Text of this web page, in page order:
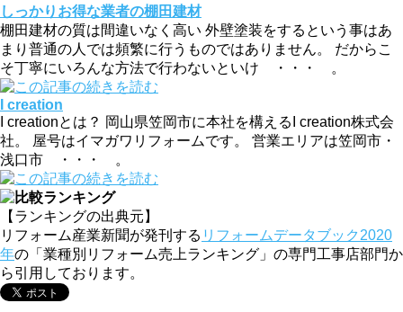
しっかりお得な業者の棚田建材
棚田建材の質は間違いなく高い 外壁塗装をするという事はあ
まり普通の人では頻繁に行うものではありません。 だからこ
そ丁寧にいろんな方法で行わないといけ ・・・ 。
I creation
I creationとは？ 岡山県笠岡市に本社を構えるI creation株式会
社。 屋号はイマガワリフォームです。 営業エリアは笠岡市・
浅口市 ・・・ 。
【ランキングの出典元】
リフォーム産業新聞が発刊する リフォームデータブック2020
年の「業種別リフォーム売上ランキング」の専門工事店部門か
ら引用しております。